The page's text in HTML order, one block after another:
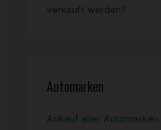
verkauft werden?
Automarken
Ankauf aller Automarken